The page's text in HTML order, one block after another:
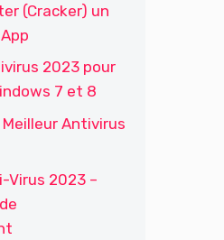
(Cracker) un
2023 pour
7 et 8
Antivirus
Virus 2023 –